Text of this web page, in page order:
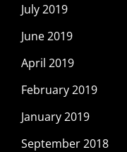
July 2019
June 2019
April 2019
February 2019
January 2019
September 2018